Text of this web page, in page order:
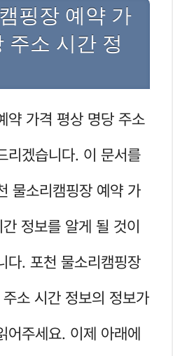
핑장 예약 가
주소 시간 정
약 가격 평상 명당 주소
리겠습니다. 이 문서를
물소리캠핑장 예약 가
정보를 알게 될 것이
다. 포천 물소리캠핑장
소 시간 정보의 정보가
어주세요. 이제 아래에